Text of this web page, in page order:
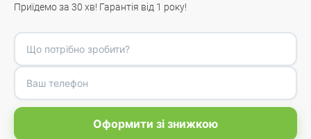
Приїдемо за 30 хв! Гарантія від 1 року!
Оформити зі знижкою